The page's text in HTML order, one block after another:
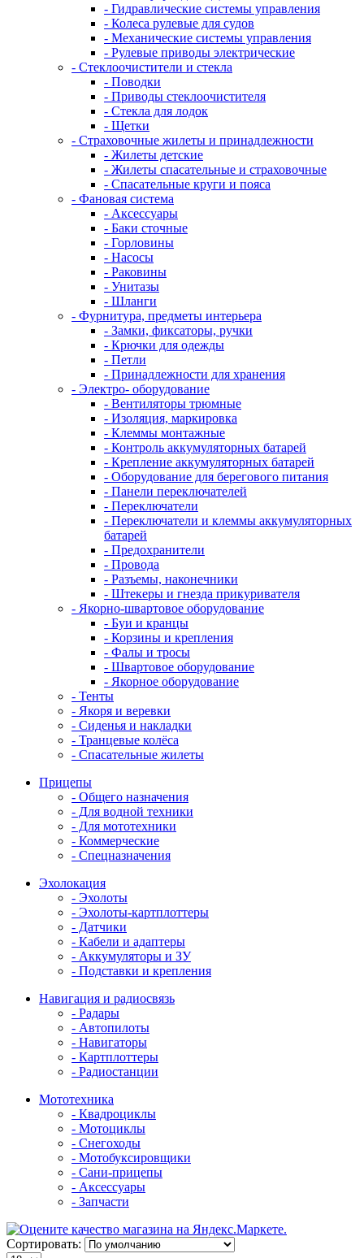
- Гидравлические системы управления
- Колеса рулевые для судов
- Механические системы управления
- Рулевые приводы электрические
- Стеклоочистители и стекла
- Поводки
- Приводы стеклоочистителя
- Стекла для лодок
- Щетки
- Страховочные жилеты и принадлежности
- Жилеты детские
- Жилеты спасательные и страховочные
- Спасательные круги и пояса
- Фановая система
- Аксессуары
- Баки сточные
- Горловины
- Насосы
- Раковины
- Унитазы
- Шланги
- Фурнитура, предметы интерьера
- Замки, фиксаторы, ручки
- Крючки для одежды
- Петли
- Принадлежности для хранения
- Электро- оборудование
- Вентиляторы трюмные
- Изоляция, маркировка
- Клеммы монтажные
- Контроль аккумуляторных батарей
- Крепление аккумуляторных батарей
- Оборудование для берегового питания
- Панели переключателей
- Переключатели
- Переключатели и клеммы аккумуляторных
батарей
- Предохранители
- Провода
- Разъемы, наконечники
- Штекеры и гнезда прикуривателя
- Якорно-швартовое оборудование
- Буи и кранцы
- Корзины и крепления
- Фалы и тросы
- Швартовое оборудование
- Якорное оборудование
- Тенты
- Якоря и веревки
- Сиденья и накладки
- Транцевые колёса
- Спасательные жилеты
Прицепы
- Общего назначения
- Для водной техники
- Для мототехники
- Коммерческие
- Спецназначения
Эхолокация
- Эхолоты
- Эхолоты-картплоттеры
- Датчики
- Кабели и адаптеры
- Аккумуляторы и ЗУ
- Подставки и крепления
Навигация и радиосвязь
- Радары
- Автопилоты
- Навигаторы
- Картплоттеры
- Радиостанции
Мототехника
- Квадроциклы
- Мотоциклы
- Снегоходы
- Мотобуксировщики
- Сани-прицепы
- Аксессуары
- Запчасти
Сортировать: